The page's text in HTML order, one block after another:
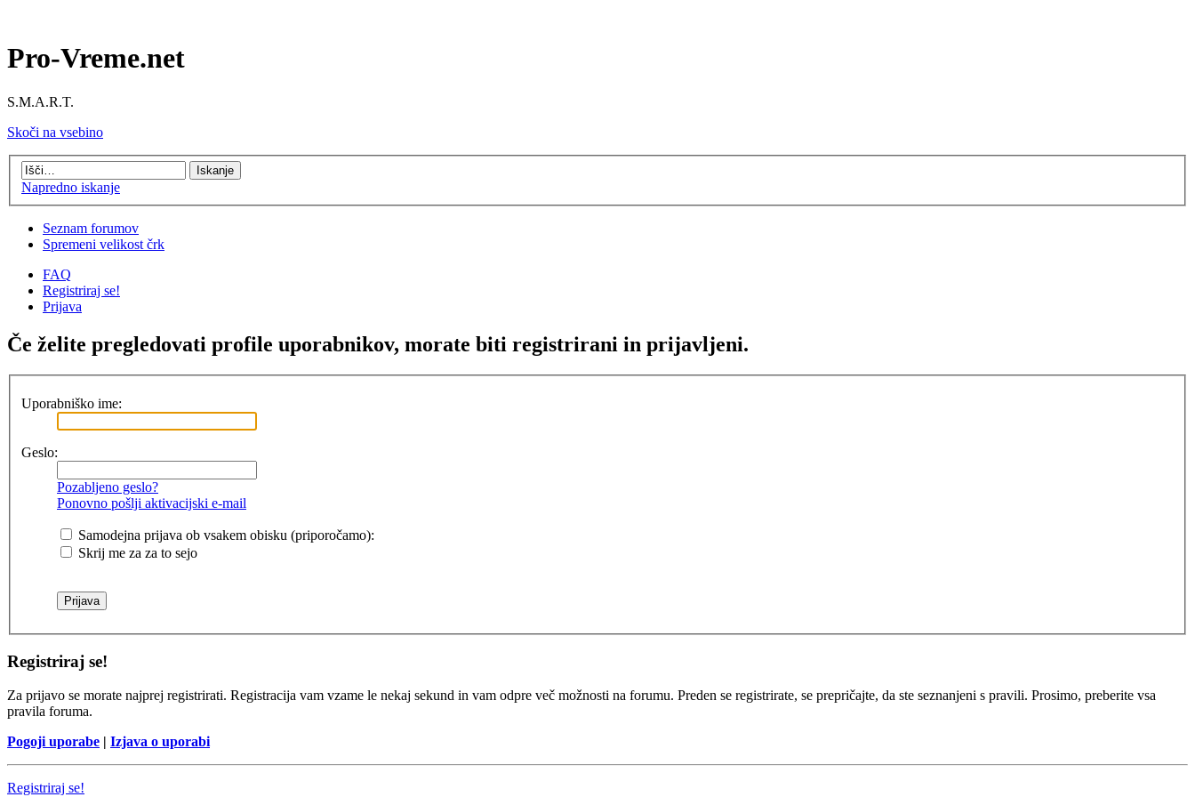
Pro-Vreme.net
S.M.A.R.T.
Skoči na vsebino
Napredno iskanje
Seznam forumov
Spremeni velikost črk
FAQ
Registriraj se!
Prijava
Če želite pregledovati profile uporabnikov, morate biti registrirani in prijavljeni.
Uporabniško ime:
Geslo:
Pozabljeno geslo?
Ponovno pošlji aktivacijski e-mail
Samodejna prijava ob vsakem obisku (priporočamo):
Skrij me za za to sejo
Registriraj se!
Za prijavo se morate najprej registrirati. Registracija vam vzame le nekaj sekund in vam odpre več možnosti na forumu. Preden se registrirate, se prepričajte, da ste seznanjeni s pravili. Prosimo, preberite vsa
pravila foruma.
Pogoji uporabe | Izjava o uporabi
Registriraj se!